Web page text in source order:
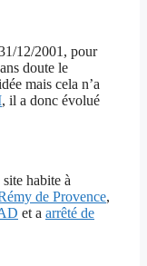
12/2001, pour
doute le
mais cela n’a
, il a donc évolué
habite à
de Provence,
et a arrêté de